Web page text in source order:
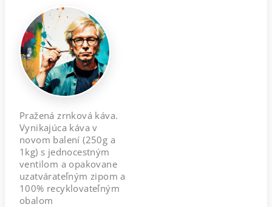
Pražená zrnková káva.
Vynikajúca káva v
novom balení (250g a
1kg) s jednocestným
ventilom a opakovane
uzatvárateľným zipom a
100% recyklovateľným
obalom